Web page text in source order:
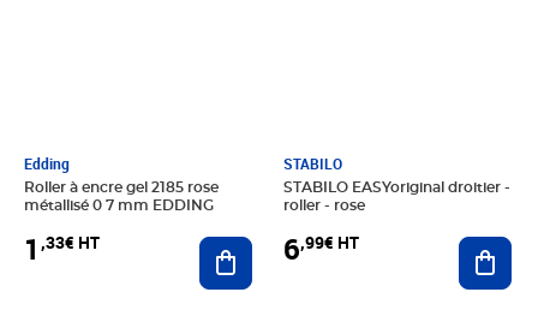
Edding
Roller à encre gel 2185 rose
métallisé 0 7 mm EDDING
1 ,33€ HT Ajouter au panier
STABILO
STABILO EASYoriginal droitier -
roller - rose
6,99€ HT